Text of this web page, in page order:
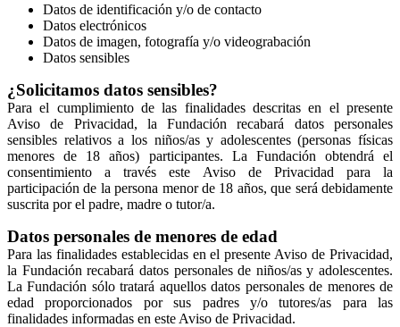
Datos de identificación y/o de contacto
Datos electrónicos
Datos de imagen, fotografía y/o videograbación
Datos sensibles
¿Solicitamos datos sensibles?
Para el cumplimiento de las finalidades descritas en el presente
Aviso de Privacidad, la Fundación recabará datos personales
sensibles relativos a los niños/as y adolescentes (personas físicas
menores de 18 años) participantes. La Fundación obtendrá el
consentimiento a través este Aviso de Privacidad para la
participación de la persona menor de 18 años, que será debidamente
suscrita por el padre, madre o tutor/a.
Datos personales de menores de edad
Para las finalidades establecidas en el presente Aviso de Privacidad,
la Fundación recabará datos personales de niños/as y adolescentes.
La Fundación sólo tratará aquellos datos personales de menores de
edad proporcionados por sus padres y/o tutores/as para las
finalidades informadas en este Aviso de Privacidad.